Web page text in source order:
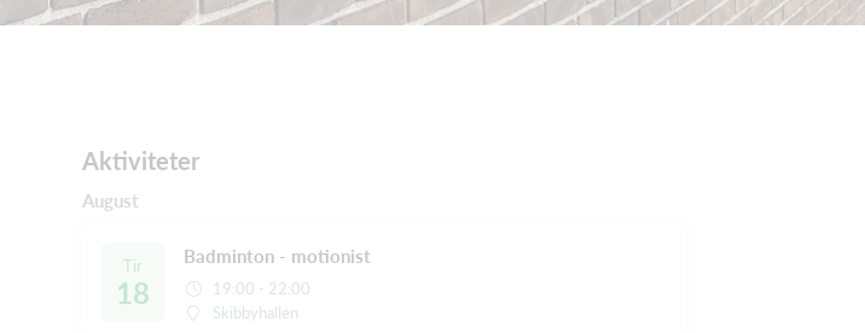
Aktiviteter
August
Tir
18
Badminton - motionist
19:00 - 22:00
Skibbyhallen